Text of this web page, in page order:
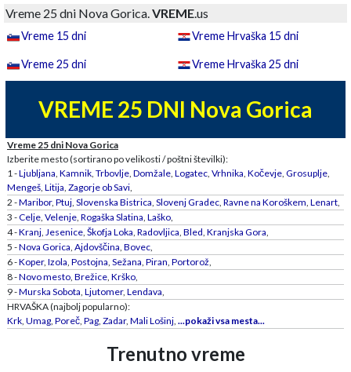
Vreme 25 dni Nova Gorica.VREME.us
Vreme 15 dni Vreme Hrvaška 15 dni
Vreme 25 dni Vreme Hrvaška 25 dni
VREME 25 DNI Nova Gorica
Vreme 25 dni Nova Gorica
Izberite mesto (sortirano po velikosti / poštni številki):
1 -Ljubljana, Kamnik, Trbovlje, Domžale, Logatec, Vrhnika, Kočevje, Grosuplje,
Mengeš, Litija, Zagorje ob Savi,
2 -Maribor, Ptuj, Slovenska Bistrica, Slovenj Gradec, Ravne na Koroškem, Lenart,
3 -Celje, Velenje, Rogaška Slatina, Laško,
4 -Kranj, Jesenice, Škofja Loka, Radovljica, Bled, Kranjska Gora,
5 -Nova Gorica, Ajdovščina, Bovec,
6 -Koper, Izola, Postojna, Sežana, Piran, Portorož,
8 -Novo mesto, Brežice, Krško,
9 -Murska Sobota, Ljutomer, Lendava,
HRVAŠKA (najbolj popularno):
Krk, Umag, Poreč, Pag, Zadar, Mali Lošinj, ...pokaži vsa mesta...
Trenutno vreme